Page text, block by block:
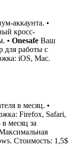
аккаунта. •
кросс-
• Onesafe Ваш
для работы с
iOS, Mac.
в месяц. •
Firefox, Safari,
месяц за
Стоимость: 1,5$